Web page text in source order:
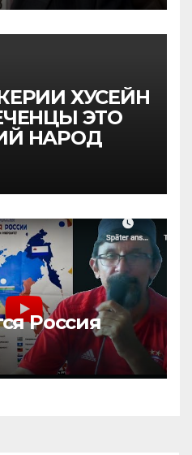
ХУСЕЙН
ЭТО
НАРОД
Россия